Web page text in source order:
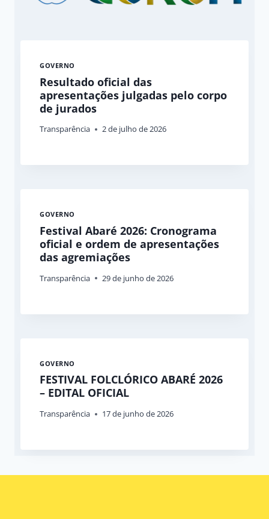
GOVERNO
Resultado oficial das
apresentações julgadas pelo corpo
de jurados
Transparência 2 de julho de 2026
GOVERNO
Festival Abaré 2026: Cronograma
oficial e ordem de apresentações
das agremiações
Transparência 29 de junho de 2026
GOVERNO
FESTIVAL FOLCLÓRICO ABARÉ 2026
– EDITAL OFICIAL
Transparência 17 de junho de 2026